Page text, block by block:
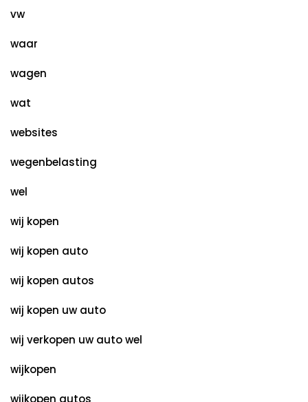
vw
waar
wagen
wat
websites
wegenbelasting
wel
wij kopen
wij kopen auto
wij kopen autos
wij kopen uw auto
wij verkopen uw auto wel
wijkopen
wijkopen autos